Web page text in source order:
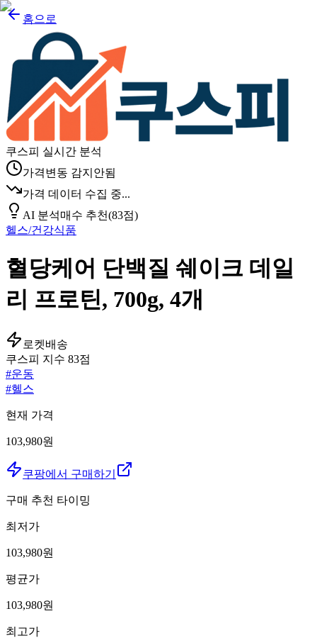
홈으로
쿠스피 실시간 분석
가격변동 감지안됨
가격 데이터 수집 중...
AI 분석매수 추천(83점)
헬스/건강식품
혈당케어 단백질 쉐이크 데일
리 프로틴, 700g, 4개
로켓배송
쿠스피 지수 83점
#운동
#헬스
현재 가격
103,980원
쿠팡에서 구매하기
구매 추천 타이밍
최저가
103,980원
평균가
103,980원
최고가